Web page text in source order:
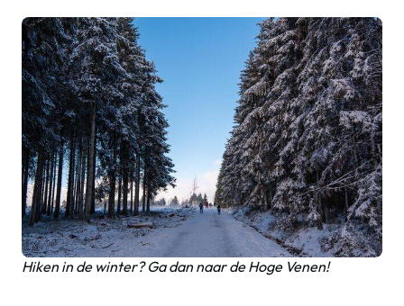
Hiken in de winter? Ga dan naar de Hoge Venen!